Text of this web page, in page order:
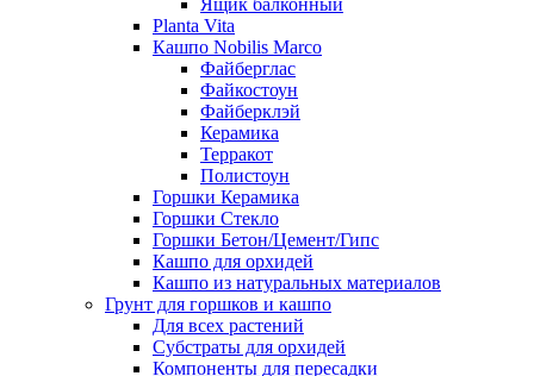
Ящик балконный
Planta Vita
Кашпо Nobilis Marco
Файберглас
Файкостоун
Файберклэй
Керамика
Терракот
Полистоун
Горшки Керамика
Горшки Стекло
Горшки Бетон/Цемент/Гипс
Кашпо для орхидей
Кашпо из натуральных материалов
Грунт для горшков и кашпо
Для всех растений
Субстраты для орхидей
Компоненты для пересадки